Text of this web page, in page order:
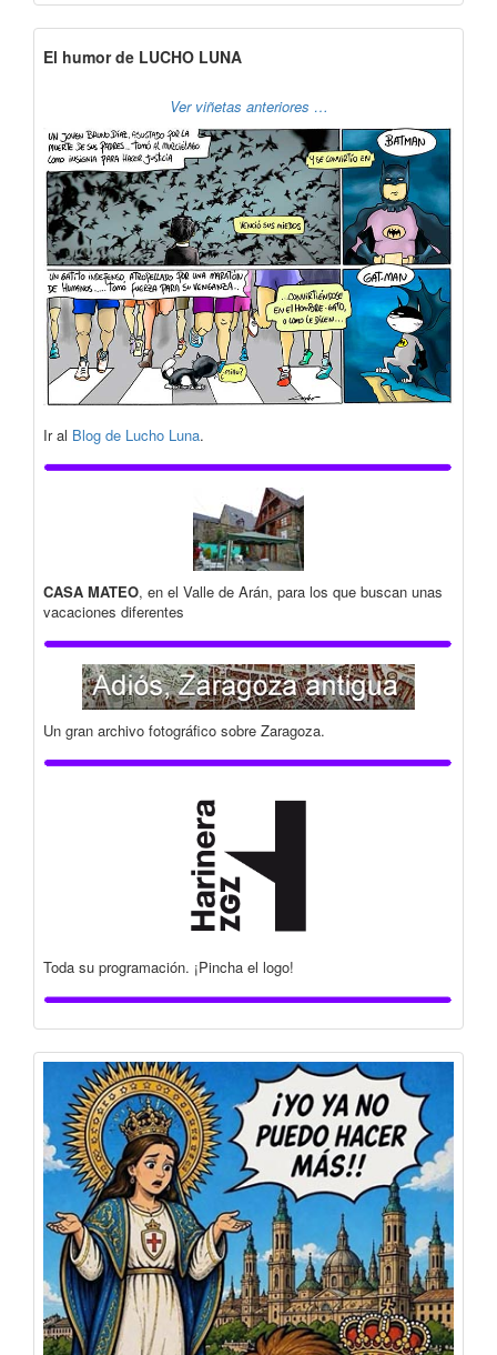
El humor de LUCHO LUNA
Ver viñetas anteriores …
Ir al Blog de Lucho Luna.
CASA MATEO, en el Valle de Arán, para los que buscan unas
vacaciones diferentes
Un gran archivo fotográfico sobre Zaragoza.
Toda su programación. ¡Pincha el logo!